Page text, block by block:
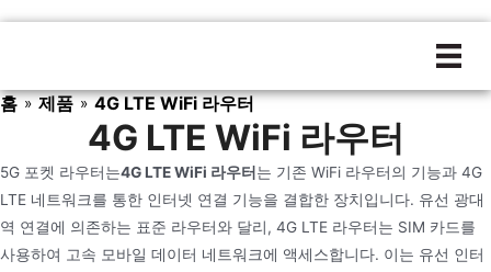
으
로
너
뛰
기
홈 » 제품 » 4G LTE WiFi 라우터
4G LTE WiFi 라우터
5G 포켓 라우터는4G LTE WiFi 라우터 는 기존 WiFi 라우터의 기능과 4G
LTE 네트워크를 통한 인터넷 연결 기능을 결합한 장치입니다. 유선 광대
역 연결에 의존하는 표준 라우터와 달리, 4G LTE 라우터는 SIM 카드를
사용하여 고속 모바일 데이터 네트워크에 액세스합니다. 이는 유선 인터